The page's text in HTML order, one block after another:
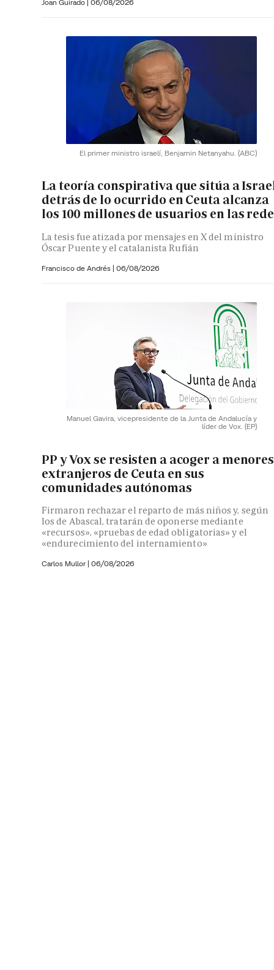
Joan Guirado | 06/08/2026
El primer ministro israelí, Benjamin Netanyahu. (ABC)
La teoría conspirativa que sitúa a
detrás de lo ocurrido en Ceuta alcanza
los 100 millones de usuarios en las
La tesis fue atizada por mensajes en X del ministro
Óscar Puente y el catalanista Rufián
Francisco de Andrés | 06/08/2026
Manuel Gavira, vicepresidente de la Junta de Andalucía y
líder de Vox. (EP)
PP y Vox se resisten a acoger a menores
extranjeros de Ceuta en sus
comunidades autónomas
Firmaron rechazar el reparto de más niños y, según
los de Abascal, tratarán de oponerse mediante
«recursos», «pruebas de edad obligatorias» y el
«endurecimiento del internamiento»
Carlos Mullor | 06/08/2026